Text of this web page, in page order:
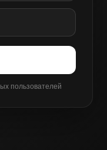
пользователей